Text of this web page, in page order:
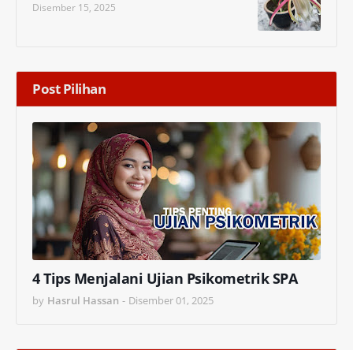
Disember 15, 2025
Post Pilihan
4 Tips Menjalani Ujian Psikometrik SPA
by Hasrul Hassan - Disember 01, 2025